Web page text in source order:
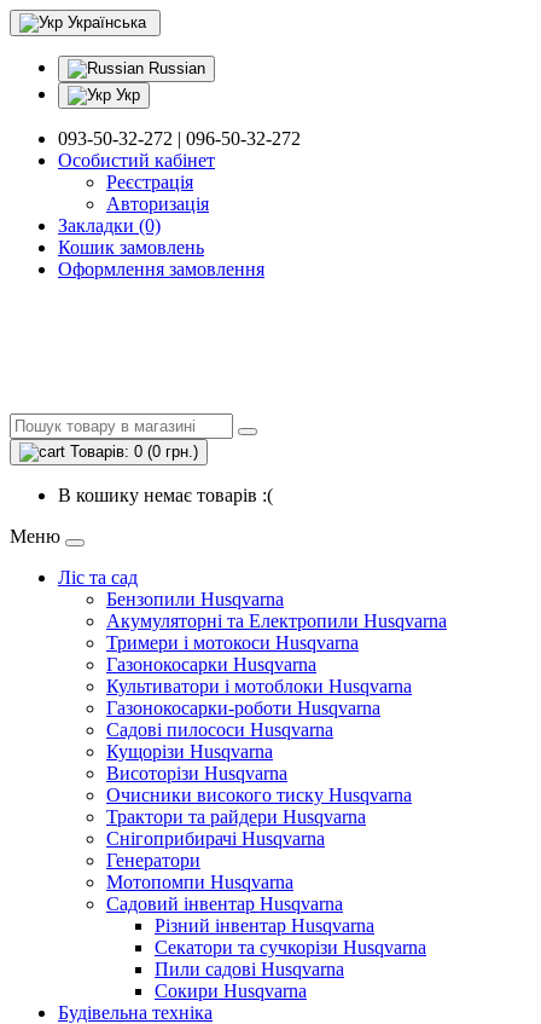
Українська
Russian
Укр
093-50-32-272 | 096-50-32-272
Особистий кабінет
Реєстрація
Авторизація
Закладки (0)
Кошик замовлень
Оформлення замовлення
Товарів: 0 (0 грн.)
В кошику немає товарів :(
Меню
Ліс та сад
Бензопили Husqvarna
Акумуляторні та Електропили Husqvarna
Тримери і мотокоси Husqvarna
Газонокосарки Husqvarna
Культиватори і мотоблоки Husqvarna
Газонокосарки-роботи Husqvarna
Садові пилососи Husqvarna
Кущорізи Husqvarna
Висоторізи Husqvarna
Очисники високого тиску Husqvarna
Трактори та райдери Husqvarna
Снігоприбирачі Husqvarna
Генератори
Мотопомпи Husqvarna
Садовий інвентар Husqvarna
Різний інвентар Husqvarna
Секатори та сучкорізи Husqvarna
Пили садові Husqvarna
Сокири Husqvarna
Будівельна техніка